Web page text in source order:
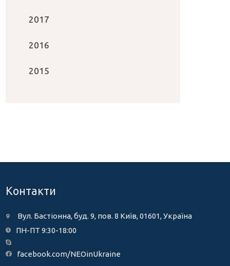
2017
2016
2015
Контакти
Вул. Бастіонна, буд. 9, пов. 8 Київ, 01601, Україна
ПН-ПТ 9:30-18:00
facebook.com/NEOinUkraine